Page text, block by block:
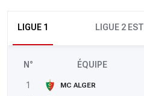
LIGUE 1 LIGUE 2 EST
N° ÉQUIPE
1 MC ALGER